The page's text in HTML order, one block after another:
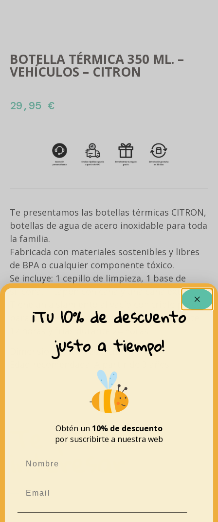
BOTELLA TÉRMICA 350 ML. –
VEHÍCULOS – CITRON
29,95 €
Te presentamos las botellas térmicas CITRON,
botellas de agua de acero inoxidable para toda
la familia.
Fabricada con materiales sostenibles y libres
de BPA o cualquier componente tóxico.
Se incluye: 1 cepillo de limpieza, 1 base de
silicona, 1 tapón con caña y una caña extra.
Tiene un aislamiento al vacío con triple pared
para mantener las bebidas calientes durante
Dimensiones: 5.7 x 20.8 cm.
Te puede
interesar
¡Tu 10% de descuento
justo a tiempo!
Obtén un 10% de descuento
por suscribirte a nuestra web